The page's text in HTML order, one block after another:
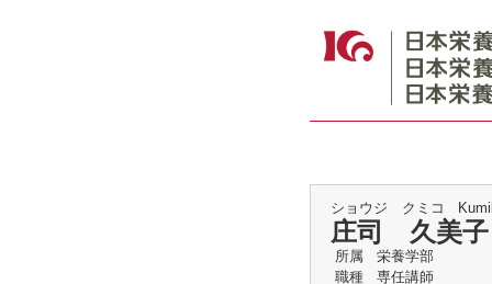
ショウジ クミコ
庄司 久美子
所属
栄養学部
職種
専任講師